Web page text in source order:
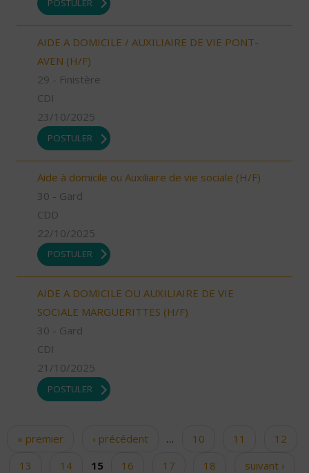
POSTULER
AIDE A DOMICILE / AUXILIAIRE DE VIE PONT-
AVEN (H/F)
29 - Finistère
CDI
23/10/2025
POSTULER
Aide à domicile ou Auxiliaire de vie sociale (H/F)
30 - Gard
CDD
22/10/2025
POSTULER
AIDE A DOMICILE OU AUXILIAIRE DE VIE
SOCIALE MARGUERITTES (H/F)
30 - Gard
CDI
21/10/2025
POSTULER
Pages
« premier ‹ précédent … 10 11
12
13
14 15 16 17 18
suivant ›